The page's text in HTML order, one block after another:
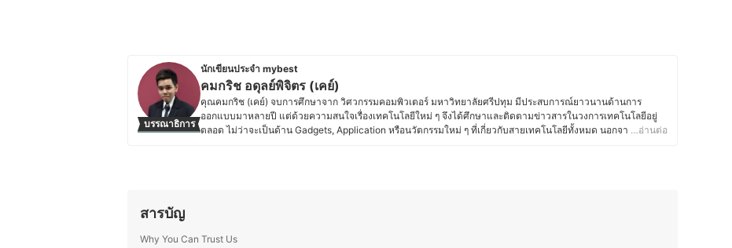
บรรณาธิการ
นักเขียนประจำ mybest
คมกริช อดุลย์พิจิตร (เคย์)
คุณคมกริช (เคย์) จบการศึกษาจาก วิศวกรรมคอมพิวเตอร์ มหาวิทยาลัยศรีปทุม มีประสบการณ์ยาวนานด้านการ
ออกแบบมาหลายปี แต่ด้วยความสนใจเรื่องเทคโนโลยีใหม่ ๆ จึงได้ศึกษาและติดตามข่าวสารในวงการเทคโนโลยีอยู่
ตลอด ไม่ว่าจะเป็นด้าน Gadgets, Application หรือนวัตกรรมใหม่ ๆ ที่เกี่ยวกับสายเทคโนโลยีทั้งหมด นอกจากนี้คุณ
…อ่านต่อ
สารบัญ
Why You Can Trust Us